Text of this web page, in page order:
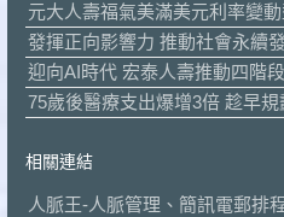
元大人壽福氣美滿美元利率變
發揮正向影響力 推動社會永續
迎向AI時代 宏泰人壽推動四階
75歲後醫療支出爆增3倍 趁早規
相關連結
人脈王-人脈管理、簡訊電郵排